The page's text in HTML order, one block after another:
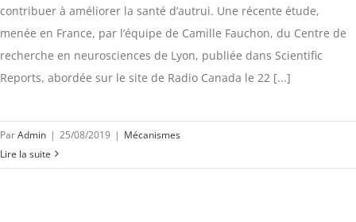
contribuer à améliorer la santé d’autrui. Une récente étude,
menée en France, par l’équipe de Camille Fauchon, du Centre de
recherche en neurosciences de Lyon, publiée dans Scientific
Reports, abordée sur le site de Radio Canada le 22 [...]
ParAdmin | 25/08/2019 | Mécanismes
Lire la suite